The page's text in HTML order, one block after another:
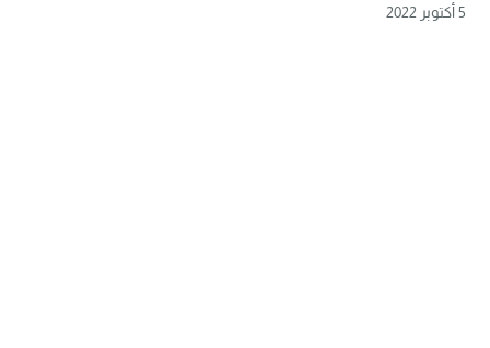
5 أكتوبر 2022